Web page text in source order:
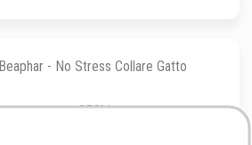
Beaphar - No Stress Collare Gatto
35CM